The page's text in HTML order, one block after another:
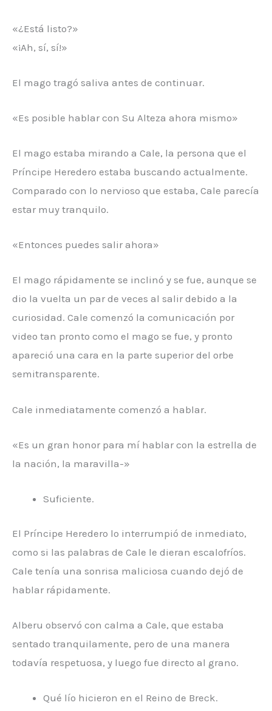
«¿Está listo?»
«¡Ah, sí, sí!»
El mago tragó saliva antes de continuar.
«Es posible hablar con Su Alteza ahora mismo»
El mago estaba mirando a Cale, la persona que el
Príncipe Heredero estaba buscando actualmente.
Comparado con lo nervioso que estaba, Cale parecía
estar muy tranquilo.
«Entonces puedes salir ahora»
El mago rápidamente se inclinó y se fue, aunque se
dio la vuelta un par de veces al salir debido a la
curiosidad. Cale comenzó la comunicación por
video tan pronto como el mago se fue, y pronto
apareció una cara en la parte superior del orbe
semitransparente.
Cale inmediatamente comenzó a hablar.
«Es un gran honor para mí hablar con la estrella de
la nación, la maravilla-»
Suficiente.
El Príncipe Heredero lo interrumpió de inmediato,
como si las palabras de Cale le dieran escalofríos.
Cale tenía una sonrisa maliciosa cuando dejó de
hablar rápidamente.
Alberu observó con calma a Cale, que estaba
sentado tranquilamente, pero de una manera
todavía respetuosa, y luego fue directo al grano.
Qué lío hicieron en el Reino de Breck.